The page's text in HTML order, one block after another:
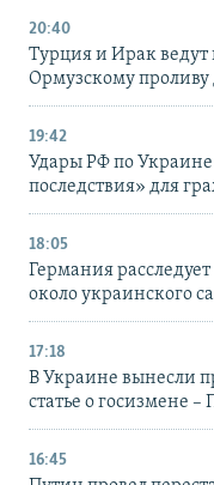
20:40
Турция и Ирак ведут
Ормузскому проливу
19:42
Удары РФ по
последствия» для
18:05
Германия
около украинского
17:18
В Украине вынесли
статье о госизмене
16:45